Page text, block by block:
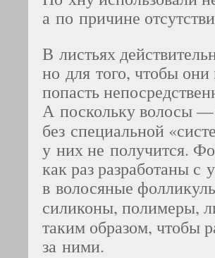
а по причине
В листьях
но для того, чтобы
попасть
А поскольку волосы—
без специальной
у них не получится.
как раз разработаны с
в волосяные
силиконы, полимеры,
таким образом, чтобы
за ними.